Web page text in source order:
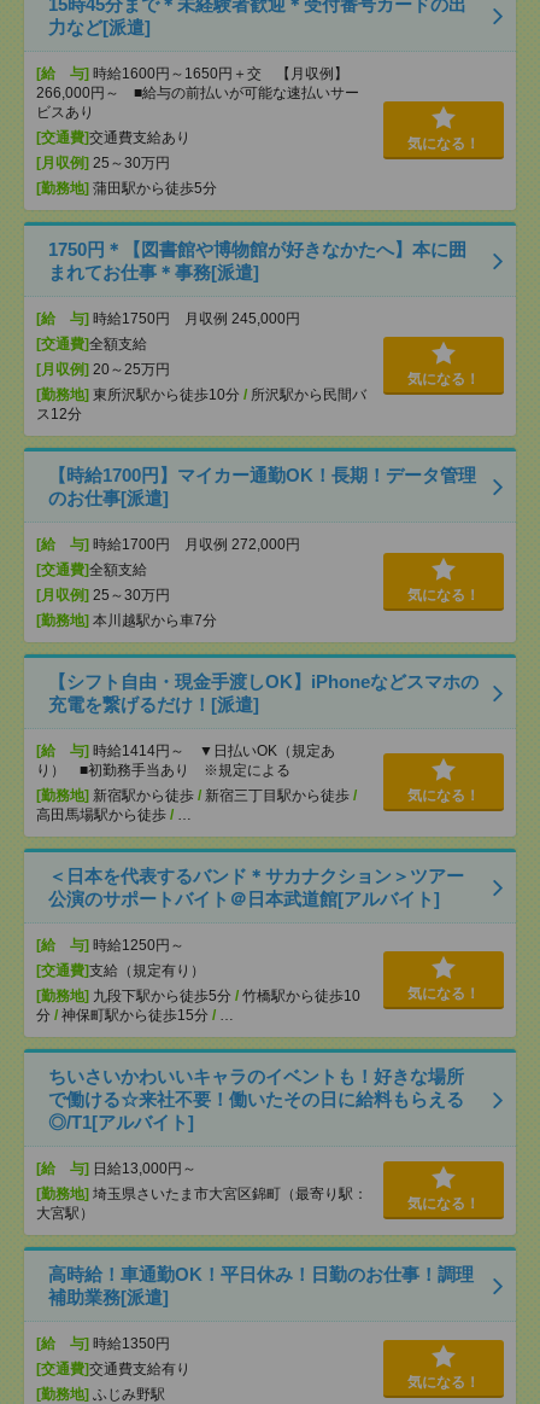
15時45分まで＊未経験者歓迎＊受付番号カードの出
力など[派遣]
[給 与] 時給1600円～1650円＋交 【月収例】
266,000円～ ■給与の前払いが可能な速払いサー
ビスあり
[交通費]交通費支給あり
[月収例] 25～30万円
[勤務地] 蒲田駅から徒歩5分
気になる！
1750円＊【図書館や博物館が好きなかたへ】本に囲
まれてお仕事＊事務[派遣]
[給 与] 時給1750円 月収例 245,000円
[交通費]全額支給
[月収例] 20～25万円
[勤務地] 東所沢駅から徒歩10分 / 所沢駅から民間バ
ス12分
気になる！
【時給1700円】マイカー通勤OK！長期！データ管理
のお仕事[派遣]
[給 与] 時給1700円 月収例 272,000円
[交通費]全額支給
[月収例] 25～30万円
[勤務地] 本川越駅から車7分
気になる！
【シフト自由・現金手渡しOK】iPhoneなどスマホの
充電を繋げるだけ！[派遣]
[給 与] 時給1414円～ ▼日払いOK（規定あ
り） ■初勤務手当あり ※規定による
[勤務地] 新宿駅から徒歩 / 新宿三丁目駅から徒歩 /
高田馬場駅から徒歩 / …
気になる！
＜日本を代表するバンド＊サカナクション＞ツアー
公演のサポートバイト＠日本武道館[アルバイト]
[給 与] 時給1250円～
[交通費]支給（規定有り）
[勤務地] 九段下駅から徒歩5分 / 竹橋駅から徒歩10
分 / 神保町駅から徒歩15分 / …
気になる！
ちいさいかわいいキャラのイベントも！好きな場所
で働ける☆来社不要！働いたその日に給料もらえる
◎/T1[アルバイト]
[給 与] 日給13,000円～
[勤務地] 埼玉県さいたま市大宮区錦町（最寄り駅：
大宮駅）
気になる！
高時給！車通勤OK！平日休み！日勤のお仕事！調理
補助業務[派遣]
[給 与] 時給1350円
[交通費]交通費支給有り
[勤務地] ふじみ野駅
気になる！